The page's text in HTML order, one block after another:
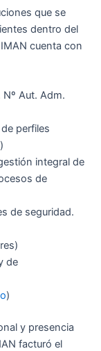
que se
dentro del
cuenta con
Aut. Adm.
perfiles
integral de
de
de seguridad.
de
)
y presencia
facturó el